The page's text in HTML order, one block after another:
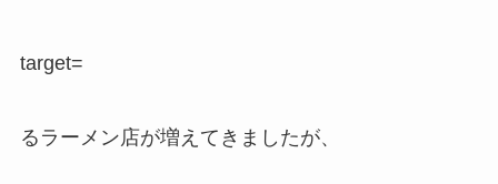
target=
るラーメン店が増えてきましたが、